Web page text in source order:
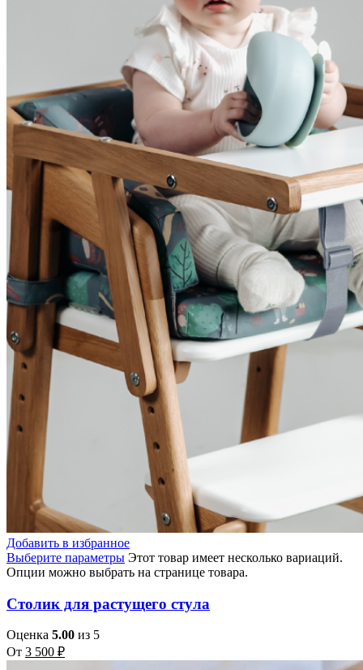
Добавить в избранное
Выберите параметры Этот товар имеет несколько вариаций.
Опции можно выбрать на странице товара.
Столик для растущего стула
Оценка 5.00 из 5
От 3 500 ₽